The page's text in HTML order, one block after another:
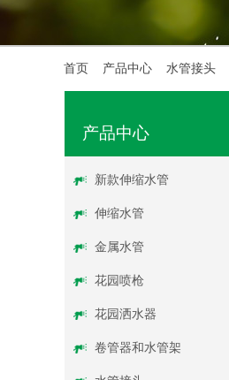
首页 产品中心 水管接头
产品中心
新款伸缩水管
伸缩水管
金属水管
花园喷枪
花园洒水器
卷管器和水管架